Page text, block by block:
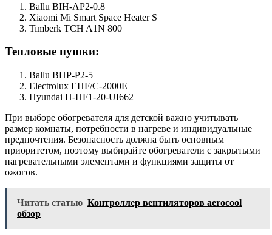
Ballu BIH-AP2-0.8
Xiaomi Mi Smart Space Heater S
Timberk TCH A1N 800
Тепловые пушки:
Ballu BHP-P2-5
Electrolux EHF/C-2000E
Hyundai H-HF1-20-UI662
При выборе обогревателя для детской важно учитывать
размер комнаты, потребности в нагреве и индивидуальные
предпочтения. Безопасность должна быть основным
приоритетом, поэтому выбирайте обогреватели с закрытыми
нагревательными элементами и функциями защиты от
ожогов.
Читать статью Контроллер вентиляторов aerocool
обзор